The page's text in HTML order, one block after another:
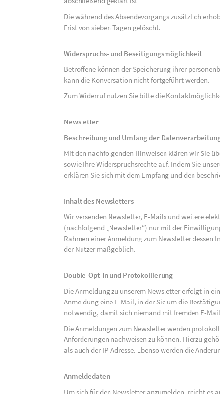
Die während des Absendevorgangs zusätzlich
Frist von sieben Tagen gelöscht.
Widerspruchs- und Beseitigungsmöglichkeit
Betroffene können der Speicherung ihrer
kann die Konversation nicht fortgeführt werden.
Zum Widerruf nutzen Sie bitte die
Newsletter
Beschreibung und Umfang der
Mit den nachfolgenden Hinweisen klären wir Sie
sowie Ihre Widerspruchsrechte auf. Indem Sie
erklären Sie sich mit dem Empfang und den
Inhalt des Newsletters
Wir versenden Newsletter, E-Mails und weitere
(nachfolgend „Newsletter“) nur mit der
Rahmen einer Anmeldung zum Newsletter
der Nutzer maßgeblich.
Double-Opt-In und Protokollierung
Die Anmeldung zu unserem Newsletter erfolgt in
Anmeldung eine E-Mail, in der Sie um die
notwendig, damit sich niemand mit fremden E-
Die Anmeldungen zum Newsletter werden
Anforderungen nachweisen zu können. Hierzu
als auch der IP-Adresse. Ebenso werden die
Anmeldedaten
Um sich für den Newsletter anzumelden, reicht es